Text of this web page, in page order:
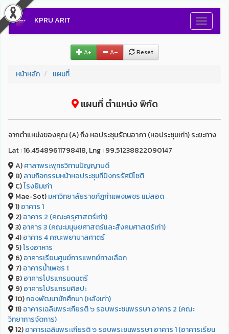
Toggle
KPRU ARIT
A+ A– Reset
หน้าหลัก แผนที่
แผนที่ ตำแหน่ง พิกัด
จากตำแหน่งของคุณ (A) ถึง หอประชุมรัตนอาภา (หอประชุมเก่า) ระยะทาง
Lat : 16.45489611798418, Lng : 99.51238822090147
A)ศาลาพระพุทธวิทานปัญญาบดี
B)ลานกิจกรรมหน้าหอประชุมทีปังกรรัศมีโชติ
C)โรงยิมเก่า
Mae-Sot)มหาวิทยาลัยราชภัฏกำแพงเพชร แม่สอด
1)อาคาร 1
2)อาคาร 2 (คณะครุศาสตร์เก่า)
3)อาคาร 3 (คณะมนุษยศาสตร์และสังคมศาสตร์เก่า)
4)อาคาร 4 คณะพยาบาลศาตร์
5)โรงอาหาร
6)อาคารเรียนศูนย์การแพทย์ทางเลือก
7)อาคารน้ำเพชร 1
8)อาคารโปรแกรมดนตรี
9)อาคารโปรแกรมศิลปะ
10)กองพัฒนานักศึกษา (หลังเก่า)
11)อาคารเฉลิมพระเกียรติ ๖ รอบพระชนพรรษา อาคาร 2 (คณะ
วิทยาการจัดการ)
12)อาคารเฉลิมพระเกียรติ ๖ รอบพระชนพรรษา อาคาร 1 (อาคารเรียน